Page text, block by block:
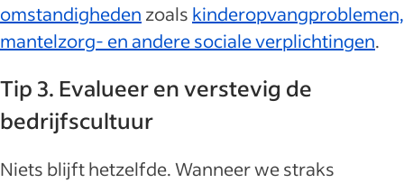
omstandigheden zoals kinderopvangproblemen,
mantelzorg- en andere sociale verplichtingen.
Tip 3. Evalueer en verstevig de
bedrijfscultuur
Niets blijft hetzelfde. Wanneer we straks